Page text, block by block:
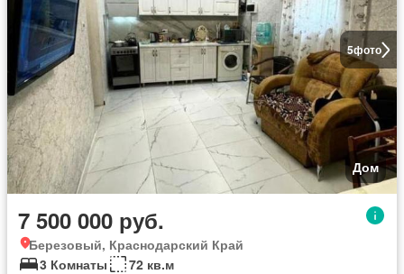
5фото
Дом
7 500 000 руб.
Березовый, Краснодарский Край
3 Комнаты
72 кв.м